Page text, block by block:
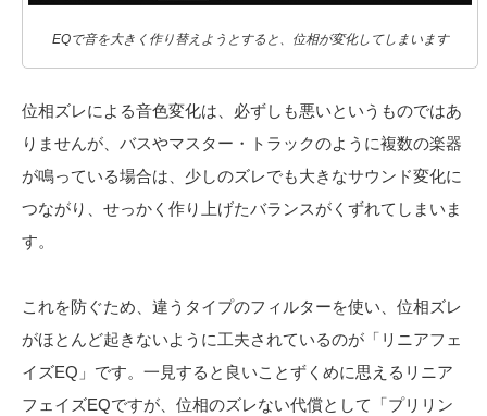
EQで音を大きく作り替えようとすると、位相が変化してしまいます
位相ズレによる音色変化は、必ずしも悪いというものではあ
りませんが、バスやマスター・トラックのように複数の楽器
が鳴っている場合は、少しのズレでも大きなサウンド変化に
つながり、せっかく作り上げたバランスがくずれてしまいま
す。
これを防ぐため、違うタイプのフィルターを使い、位相ズレ
がほとんど起きないように工夫されているのが「リニアフェ
イズEQ」です。一見すると良いことずくめに思えるリニア
フェイズEQですが、位相のズレない代償として「プリリン